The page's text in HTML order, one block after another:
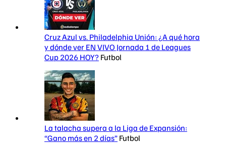
Cruz Azul vs. Philadelphia Unión: ¿A qué hora
y dónde ver EN VIVO Jornada 1 de Leagues
Cup 2026 HOY? Futbol
La talacha supera a la Liga de Expansión:
“Gano más en 2 días” Futbol